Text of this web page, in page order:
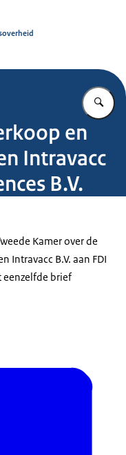
en
Intravacc
B.V.
Kamer over de
Intravacc B.V. aan FDI
eenzelfde brief